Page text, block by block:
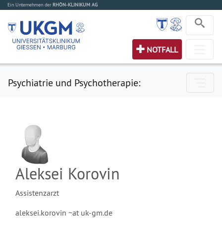
Ein Unternehmen der RHÖN-KLINIKUM AG
NOTFALL
Psychiatrie und Psychotherapie:
Aleksei Korovin
Assistenzarzt
aleksei.korovin ~at uk-gm.de